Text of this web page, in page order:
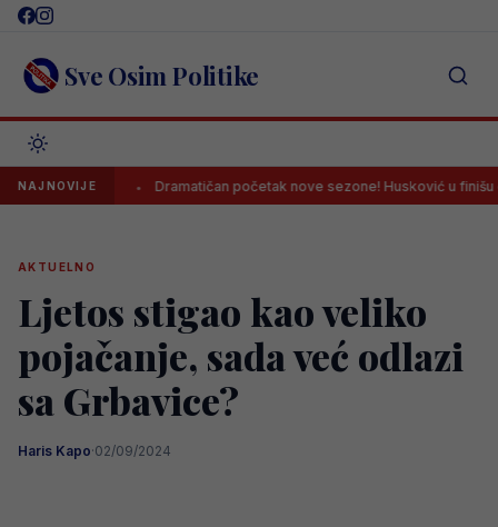
Skip
content Sve Osim Politike
NAJNOVIJE Dramatičan početak nove sezone! Husković u finišu donio
AKTUELNO
Ljetos stigao kao veliko
pojačanje, sada već odlazi
sa Grbavice?
Haris Kapo·02/09/2024